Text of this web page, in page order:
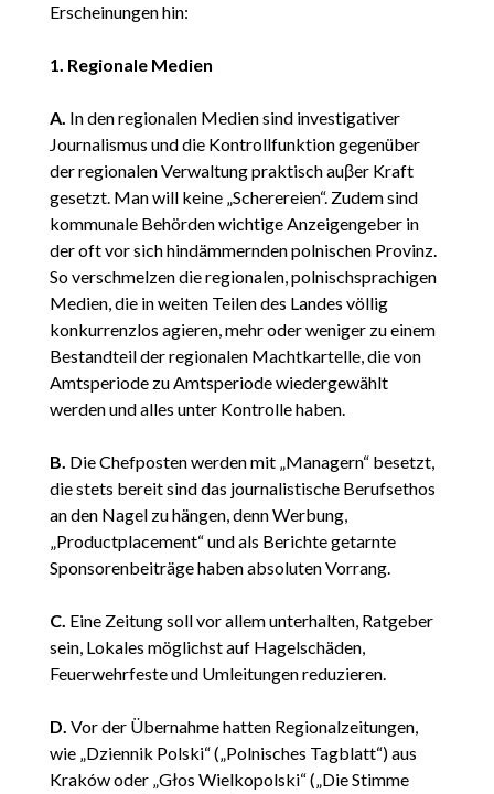
Erscheinungen hin:
1. Regionale Medien
A. In den regionalen Medien sind investigativer
Journalismus und die Kontrollfunktion gegenüber
der regionalen Verwaltung praktisch auβer Kraft
gesetzt. Man will keine „Scherereien“. Zudem sind
kommunale Behörden wichtige Anzeigengeber in
der oft vor sich hindämmernden polnischen Provinz.
So verschmelzen die regionalen, polnischsprachigen
Medien, die in weiten Teilen des Landes völlig
konkurrenzlos agieren, mehr oder weniger zu einem
Bestandteil der regionalen Machtkartelle, die von
Amtsperiode zu Amtsperiode wiedergewählt
werden und alles unter Kontrolle haben.
B. Die Chefposten werden mit „Managern“ besetzt,
die stets bereit sind das journalistische Berufsethos
an den Nagel zu hängen, denn Werbung,
„Productplacement“ und als Berichte getarnte
Sponsorenbeiträge haben absoluten Vorrang.
C. Eine Zeitung soll vor allem unterhalten, Ratgeber
sein, Lokales möglichst auf Hagelschäden,
Feuerwehrfeste und Umleitungen reduzieren.
D. Vor der Übernahme hatten Regionalzeitungen,
wie „Dziennik Polski“ („Polnisches Tagblatt“) aus
Kraków oder „Głos Wielkopolski“ („Die Stimme